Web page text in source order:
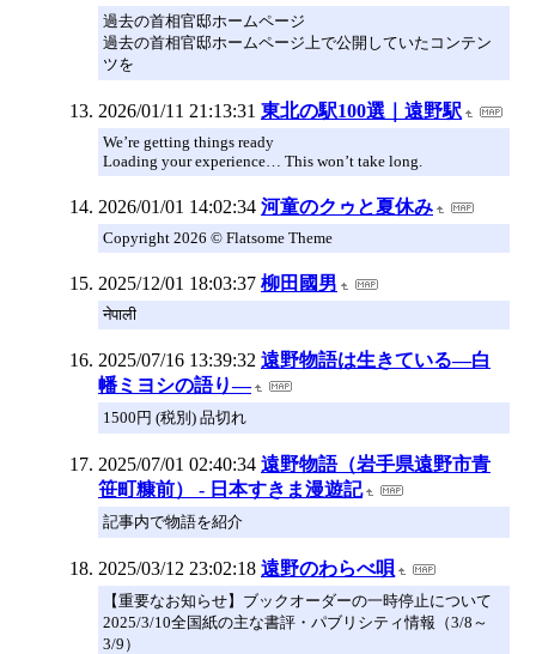
過去の首相官邸ホームページ
過去の首相官邸ホームページ上で公開していたコンテン
ツを
2026/01/11 21:13:31 東北の駅100選｜遠野駅
We’re getting things ready
Loading your experience… This won’t take long.
2026/01/01 14:02:34 河童のクゥと夏休み
Copyright 2026 © Flatsome Theme
2025/12/01 18:03:37 柳田國男
नेपाली
2025/07/16 13:39:32 遠野物語は生きている―白
幡ミヨシの語り―
1500円 (税別) 品切れ
2025/07/01 02:40:34 遠野物語（岩手県遠野市青
笹町糠前） - 日本すきま漫遊記
記事内で物語を紹介
2025/03/12 23:02:18 遠野のわらべ唄
【重要なお知らせ】ブックオーダーの一時停止について
2025/3/10全国紙の主な書評・パブリシティ情報（3/8～
3/9）